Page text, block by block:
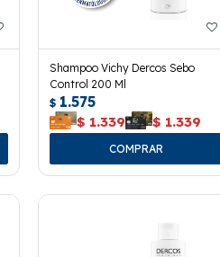
Shampoo Vichy Dercos Sebo
Control 200 Ml
$ 1.575
$ 1.339 $ 1.339